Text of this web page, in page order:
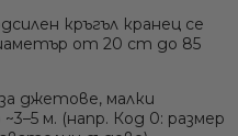
кръгъл кранец се
от 20 cm до 85
джетове, малки
м. (напр. Код 0: размер